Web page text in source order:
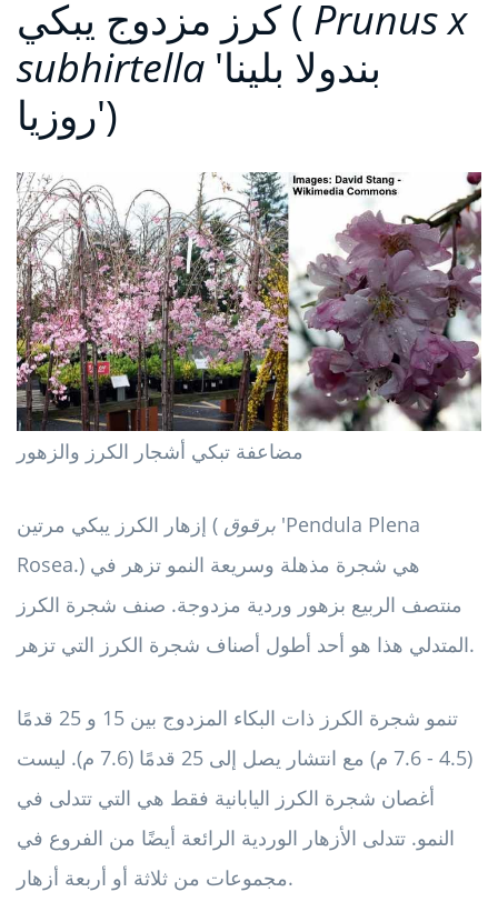
كرز مزدوج يبكي ( Prunus x
subhirtella 'بندولا بلينا
روزيا')
مضاعفة تبكي أشجار الكرز والزهور
إزهار الكرز يبكي مرتين ( برقوق 'Pendula Plena
Rosea.) هي شجرة مذهلة وسريعة النمو تزهر في
منتصف الربيع بزهور وردية مزدوجة. صنف شجرة الكرز
المتدلي هذا هو أحد أطول أصناف شجرة الكرز التي تزهر.
تنمو شجرة الكرز ذات البكاء المزدوج بين 15 و 25 قدمًا
(4.5 - 7.6 م) مع انتشار يصل إلى 25 قدمًا (7.6 م). ليست
أغصان شجرة الكرز اليابانية فقط هي التي تتدلى في
النمو. تتدلى الأزهار الوردية الرائعة أيضًا من الفروع في
مجموعات من ثلاثة أو أربعة أزهار.